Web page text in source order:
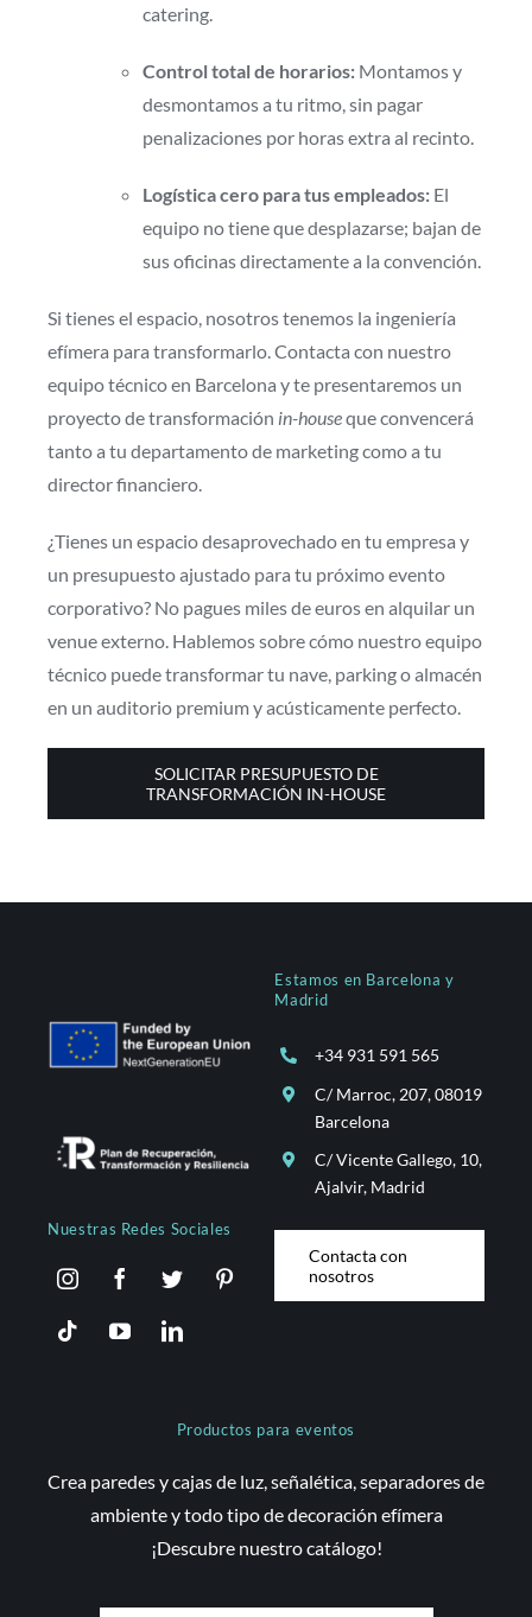
catering.
Control total de horarios: Montamos y
desmontamos a tu ritmo, sin pagar
penalizaciones por horas extra al recinto.
Logística cero para tus empleados: El
equipo no tiene que desplazarse; bajan de
sus oficinas directamente a la convención.
Si tienes el espacio, nosotros tenemos la ingeniería
efímera para transformarlo. Contacta con nuestro
equipo técnico en Barcelona y te presentaremos un
proyecto de transformación in-houseque convencerá
tanto a tu departamento de marketing como a tu
director financiero.
¿Tienes un espacio desaprovechado en tu empresa y
un presupuesto ajustado para tu próximo evento
corporativo? No pagues miles de euros en alquilar un
venue externo. Hablemos sobre cómo nuestro equipo
técnico puede transformar tu nave, parking o almacén
en un auditorio premium y acústicamente perfecto.
SOLICITAR PRESUPUESTO DE
TRANSFORMACIÓN IN-HOUSE
Nuestras Redes Sociales
Estamos en Barcelona y
Madrid
+34 931 591 565
C/ Marroc, 207, 08019
Barcelona
C/ Vicente Gallego, 10,
Ajalvir, Madrid
Contacta con
nosotros
Productos para eventos
Crea paredes y cajas de luz, señalética, separadores de
ambiente y todo tipo de decoración efímera
¡Descubre nuestro catálogo!